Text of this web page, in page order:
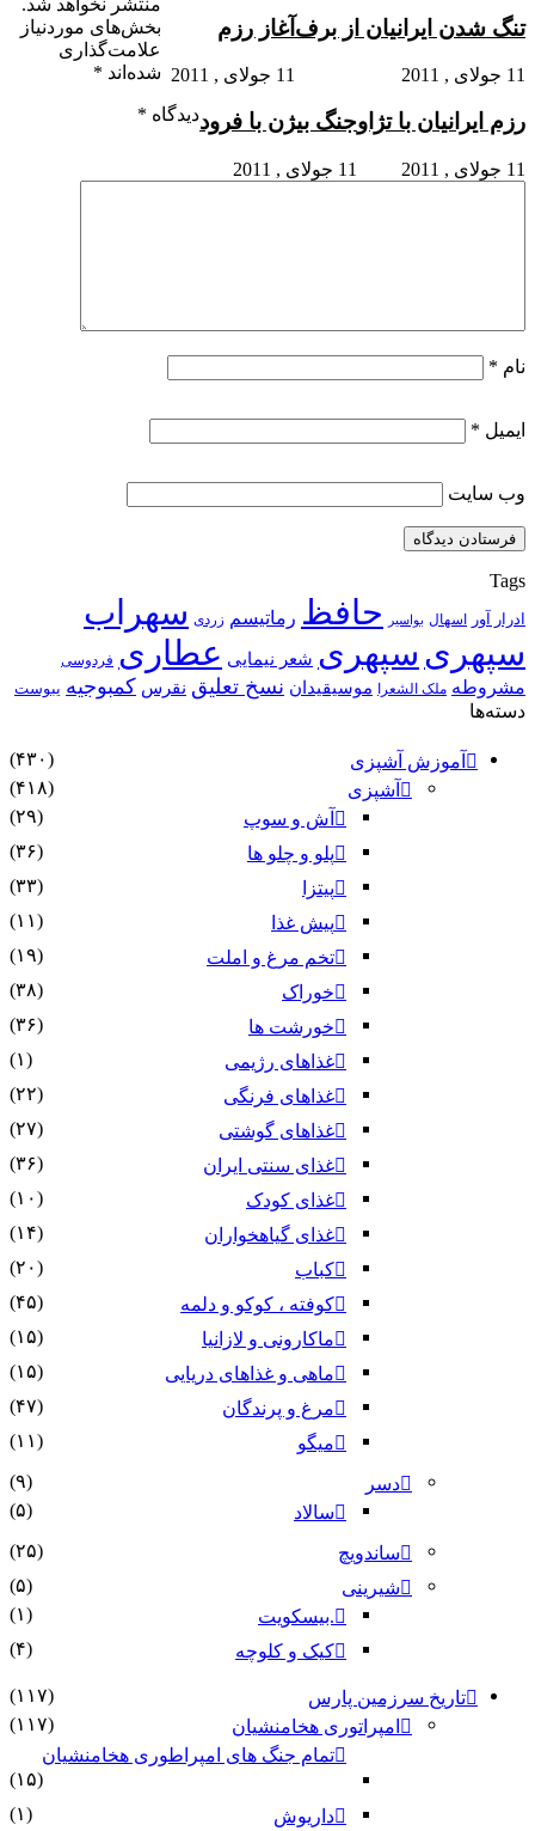
تنگ شدن ایرانیان از برف
11 جولای , 2011
آغاز رزم
11 جولای , 2011
رزم ایرانیان با تژاو
11 جولای , 2011
جنگ بیژن با فرود
11 جولای , 2011
منتشر نخواهد شد.
بخش‌های موردنیاز
علامت‌گذاری
شده‌اند *
دیدگاه *
نام *
ایمیل *
وب‌ سایت
Tags
ادرار آور اسهال بواسیر حافظ رماتیسم زردی سهراب
سپهری سپهری شعر نیمایی عطاری فردوسی
مشروطه ملک الشعرا موسیقیدان نسخ تعلیق نقرس کمبوجیه یبوست
دسته‌ها
آموزش آشپزی
(۴۳۰)
آشپزی
(۴۱۸)
آش و سوپ
(۲۹)
پلو و چلو ها
(۳۶)
پیتزا
(۳۳)
پیش غذا
(۱۱)
تخم مرغ و املت
(۱۹)
خوراک
(۳۸)
خورشت ها
(۳۶)
غذاهای رژیمی
(۱)
غذاهای فرنگی
(۲۲)
غذاهای گوشتی
(۲۷)
غذای سنتی ایران
(۳۶)
غذای کودک
(۱۰)
غذای گیاهخواران
(۱۴)
کباب
(۲۰)
کوفته ، کوکو و دلمه
(۴۵)
ماکارونی و لازانیا
(۱۵)
ماهی و غذاهای دریایی
(۱۵)
مرغ و پرندگان
(۴۷)
میگو
(۱۱)
دسر
(۹)
سالاد
(۵)
ساندویچ
(۲۵)
شیرینی
(۵)
.بیسکویت
(۱)
کیک و کلوچه
(۴)
تاریخ سرزمین پارس
(۱۱۷)
امپراتوری هخامنشیان
(۱۱۷)
تمام جنگ های امپراطوری هخامنشیان
(۱۵)
داریوش
(۱)